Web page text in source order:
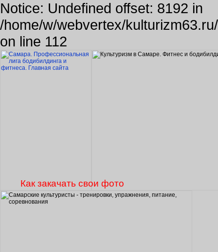
Notice: Undefined offset: 8192 in
/home/w/webvertex/
on line 112
Как закачать свои фото